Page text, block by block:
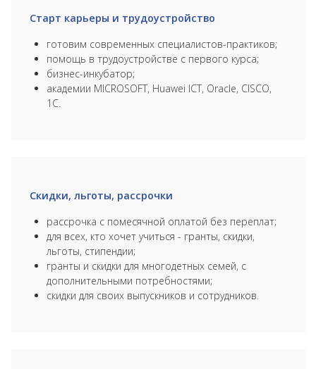
Старт карьеры и трудоустройство
готовим современных специалистов-практиков;
помощь в трудоустройстве с первого курса;
бизнес-инкубатор;
академии MICROSOFT, Huawei ICT, Oracle, CISCO,
1С.
Скидки, льготы, рассрочки
рассрочка с помесячной оплатой без переплат;
для всех, кто хочет учиться - гранты, скидки,
льготы, стипендии;
гранты и скидки для многодетных семей, с
дополнительными потребностями;
скидки для своих выпускников и сотрудников.